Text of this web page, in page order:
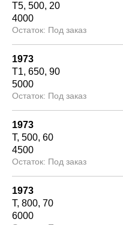
Т5 500 20
4000
Под заказ
1973
Т1 650 90
5000
Под заказ
1973
Т 500 60
4500
Под заказ
1973
Т 800 70
6000